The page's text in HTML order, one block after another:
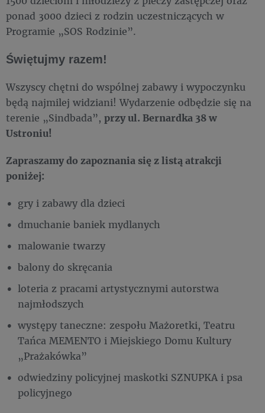
ponad 3000 dzieci z rodzin uczestniczących w
Programie „SOS Rodzinie”.
Świętujmy razem!
Wszyscy chętni do wspólnej zabawy i wypoczynku
będą najmilej widziani! Wydarzenie odbędzie się na
terenie „Sindbada”, przy ul. Bernardka 38 w
Ustroniu!
Zapraszamy do zapoznania się z listą atrakcji
poniżej:
gry i zabawy dla dzieci
dmuchanie baniek mydlanych
malowanie twarzy
balony do skręcania
loteria z pracami artystycznymi autorstwa
najmłodszych
występy taneczne: zespołu Mażoretki, Teatru
Tańca MEMENTO i Miejskiego Domu Kultury
„Prażakówka”
odwiedziny policyjnej maskotki SZNUPKA i psa
policyjnego